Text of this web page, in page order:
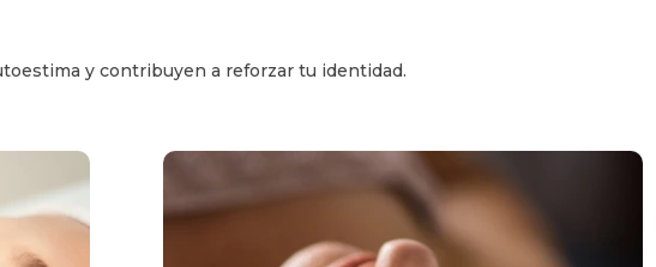
y contribuyen a reforzar tu identidad.